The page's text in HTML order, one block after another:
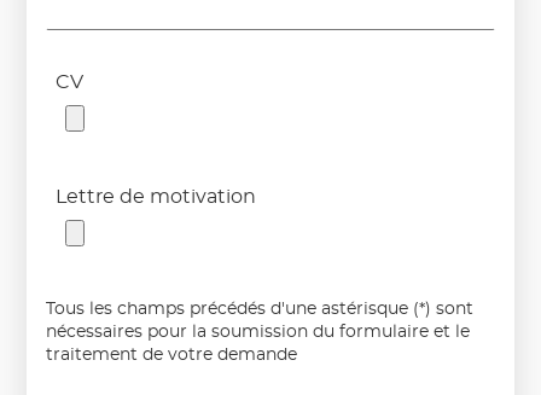
CV
Lettre de motivation
Tous les champs précédés d'une astérisque (*) sont
nécessaires pour la soumission du formulaire et le
traitement de votre demande